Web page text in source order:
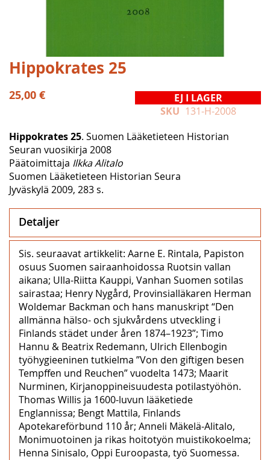
Hoppa
till
början
av
Hippokrates 25
25,00 €
EJ I LAGER
SKU 131-H-2008
Hippokrates 25. Suomen Lääketieteen Historian
Seuran vuosikirja 2008
Päätoimittaja Ilkka Alitalo
Suomen Lääketieteen Historian Seura
Jyväskylä 2009, 283 s.
Detaljer
Sis. seuraavat artikkelit: Aarne E. Rintala, Papiston
osuus Suomen sairaanhoidossa Ruotsin vallan
aikana; Ulla-Riitta Kauppi, Vanhan Suomen sotilas
sairastaa; Henry Nygård, Provinsialläkaren Herman
Woldemar Backman och hans manuskript “Den
allmänna hälso- och sjukvårdens utveckling i
Finlands städet under åren 1874–1923”; Timo
Hannu & Beatrix Redemann, Ulrich Ellenbogin
työhygieeninen tutkielma ”Von den giftigen besen
Tempffen und Reuchen” vuodelta 1473; Maarit
Nurminen, Kirjanoppineisuudesta potilastyöhön.
Thomas Willis ja 1600-luvun lääketiede
Englannissa; Bengt Mattila, Finlands
Apotekareförbund 110 år; Anneli Mäkelä-Alitalo,
Monimuotoinen ja rikas hoitotyön muistikokoelma;
Henna Sinisalo, Oppi Euroopasta, työ Suomessa.